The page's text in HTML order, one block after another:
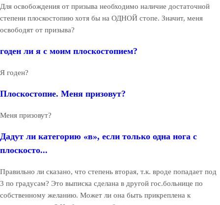
Для освобождения от призыва необходимо наличие достаточной
степени плоскостопию хотя бы на ОДНОЙ стопе. Значит, меня
освободят от призыва?
годен ли я с моим плоскостопием?
Я годен?
Плоскостопие. Меня призовут?
Меня призовут?
Дадут ли категорию «в», если только одна нога с
плоскосто...
Правильно ли сказано, что степень вторая, т.к. вроде попадает под
3 по градусам? Это выписка сделана в другой гос.больнице по
собственному желанию. Может ли она быть прикреплена к